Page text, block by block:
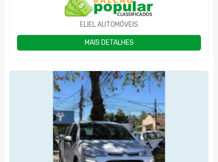
ELIEL AUTOMÓVEIS
MAIS DETALHES